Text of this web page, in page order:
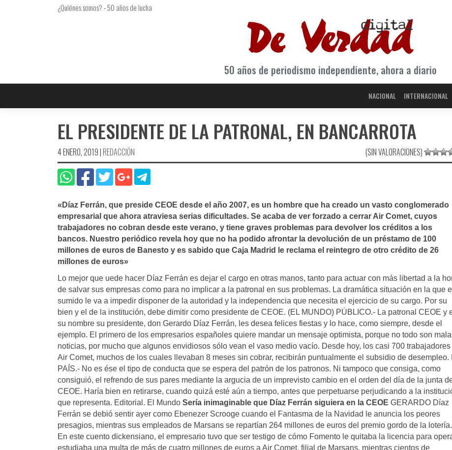
¿Quiénes somos?-50 años de lucha
50 años de periodismo independiente, ahora a diario
NACIONAL INTERNACIONAL
EL PRESIDENTE DE LA PATRONAL, EN BANCARROTA
4 ENERO, 2019|REDACCIÓN (SIN VALORACIONES)
«Dí­az Ferrán, que preside CEOE desde el año 2007, es un hombre que ha creado un vasto conglomerado
empresarial que ahora atraviesa serias dificultades. Se acaba de ver forzado a cerrar Air Comet, cuyos
trabajadores no cobran desde este verano, y tiene graves problemas para devolver los créditos a los
bancos. Nuestro periódico revela hoy que no ha podido afrontar la devolución de un préstamo de 100
millones de euros de Banesto y es sabido que Caja Madrid le reclama el reintegro de otro crédito de 26
millones de euros»
Lo mejor que uede hacer Díaz Ferrán es dejar el cargo en otras manos, tanto para actuar con más libertad a la
de salvar sus empresas como para no implicar a la patronal en sus problemas. La dramática situación en la que
sumido le va a impedir disponer de la autoridad y la independencia que necesita el ejercicio de su cargo. Por su
bien y el de la institución, debe dimitir como presidente de CEOE. (EL MUNDO) PÚBLICO.- La patronal CEOE y
su nombre su presidente, don Gerardo Díaz Ferrán, les desea felices fiestas y lo hace, como siempre, desde el
ejemplo. El primero de los empresarios españoles quiere mandar un mensaje optimista, porque no todo son
noticias, por mucho que algunos envidiosos sólo vean el vaso medio vacío. Desde hoy, los casi 700 trabajadores
Air Comet, muchos de los cuales llevaban 8 meses sin cobrar, recibirán puntualmente el subsidio de desempleo.
PAÍS.- No es ése el tipo de conducta que se espera del patrón de los patronos. Ni tampoco que consiga, como
consiguió, el refrendo de sus pares mediante la argucia de un imprevisto cambio en el orden del día de la junta
CEOE. Haría bien en retirarse, cuando quizá esté aún a tiempo, antes que perpetuarse perjudicando a la
que representa. Editorial. El Mundo Sería inimaginable que Díaz Ferrán siguiera en la CEOE GERARDO Díaz
Ferrán se debió sentir ayer como Ebenezer Scrooge cuando el Fantasma de la Navidad le anuncia los peores
presagios, mientras sus empleados de Marsans se repartían 264 millones de euros del premio gordo de la lotería.
En este cuento dickensiano, el empresario tuvo que ser testigo de cómo Fomento le quitaba la licencia para
estudiaba una multa de más de cuatro millones de euros a Air Comet, filial de Marsans, mientras cientos de